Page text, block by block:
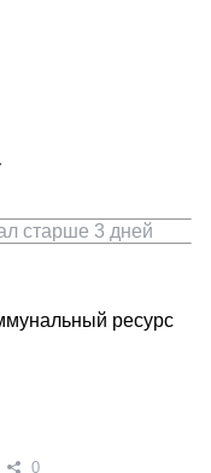
старше 3 дней
ресурс
0